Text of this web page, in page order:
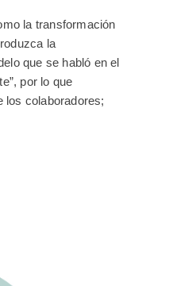
la transformación
la
que se habló en el
por lo que
los colaboradores;